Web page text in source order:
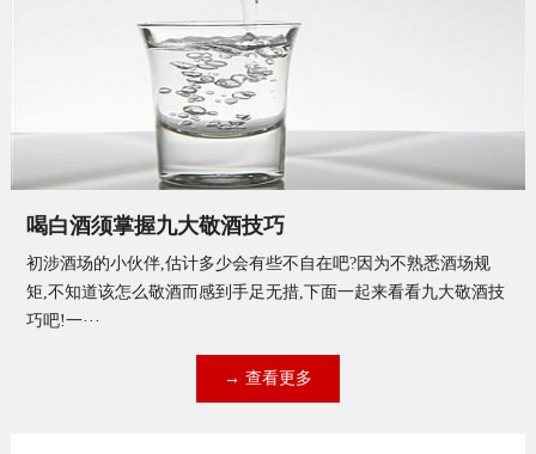
喝白酒须掌握九大敬酒技巧
初涉酒场的小伙伴,估计多少会有些不自在吧?因为不熟悉酒场规
矩,不知道该怎么敬酒而感到手足无措,下面一起来看看九大敬酒技
巧吧!一···
→ 查看更多